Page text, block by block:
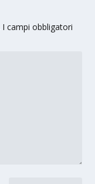
I campi obbligatori